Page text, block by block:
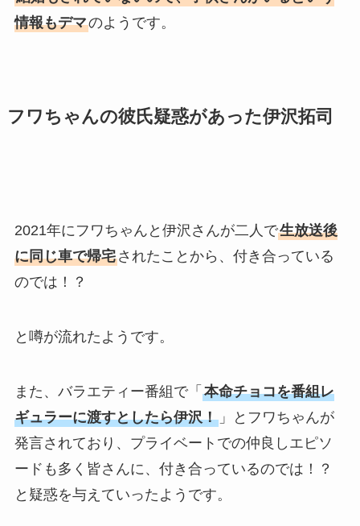
情報もデマのようです。
フワちゃんの彼氏疑惑があった伊沢拓司
2021年にフワちゃんと伊沢さんが二人で生放送後
に同じ車で帰宅されたことから、付き合っている
のでは！？
と噂が流れたようです。
また、バラエティー番組で「 本命チョコを番組レ
ギュラーに渡すとしたら伊沢！」とフワちゃんが
発言されており、プライベートでの仲良しエピソ
ードも多く皆さんに、付き合っているのでは！？
と疑惑を与えていったようです。